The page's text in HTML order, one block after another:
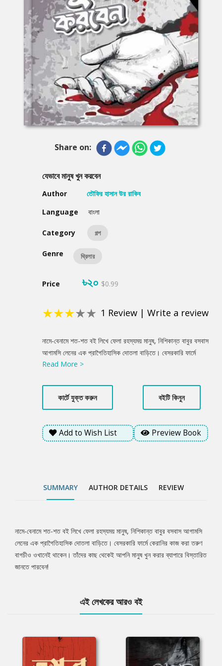
Share on:
যেভাবে মানুষ খুন করবেন
Author
তৌফির হাসান উর রাকিব
Language
বাংলা
Category গল্প
Genre থ্রিলার
Price ৳২০ $0.99
★★★★★ 1 Review | Write a review
Summery
নামে-বেনামে শত-শত বই লিখে ফেলা রহস্যময় মানুষ, নিশিকান্ত বাবুর বসবাস
আগামসি লেনের এক প্রাগৈতিহাসিক দোতলা বাড়িতে। বেসরকারি ফার্মে
কেরানির কাজ করা তরুণ বাগচীও ওখানেই থাকেন। তাঁদের কাছ থেকেই আপনি
Read More >
কার্টে যুক্ত করুন বইটি কিনুন
Add to Wish List Preview Book
SUMMARY AUTHOR DETAILS REVIEW
Tab
Article
নামে-বেনামে শত-শত বই লিখে ফেলা রহস্যময় মানুষ, নিশিকান্ত বাবুর বসবাস আগামসি
লেনের এক প্রাগৈতিহাসিক দোতলা বাড়িতে। বেসরকারি ফার্মে কেরানির কাজ করা তরুণ
বাগচীও ওখানেই থাকেন। তাঁদের কাছ থেকেই আপনি মানুষ খুন করার ব্যাপারে বিস্তারিত
জানতে পারবেন!
এই লেখকের আরও বই